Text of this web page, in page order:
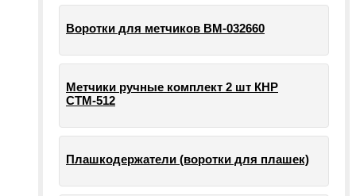
Воротки для метчиков ВМ-032660
Метчики ручные комплект 2 шт КНР
СТМ-512
Плашкодержатели (воротки для плашек)